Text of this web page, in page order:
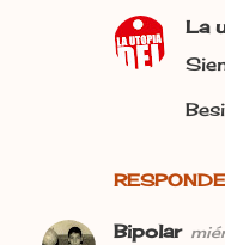
La
Bipolar